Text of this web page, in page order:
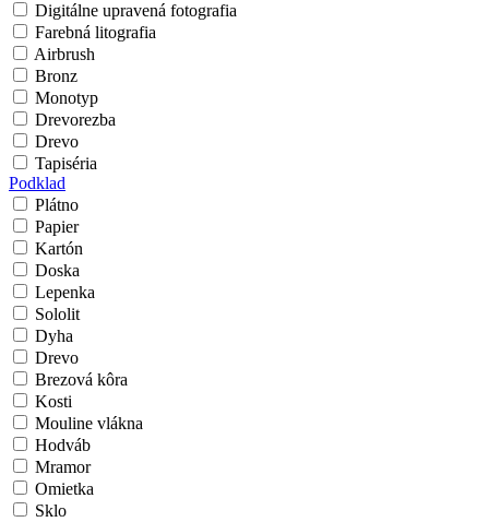
Digitálne upravená fotografia
Farebná litografia
Airbrush
Bronz
Monotyp
Drevorezba
Drevo
Tapiséria
Podklad
Plátno
Papier
Kartón
Doska
Lepenka
Sololit
Dyha
Drevo
Brezová kôra
Kosti
Mouline vlákna
Hodváb
Mramor
Omietka
Sklo